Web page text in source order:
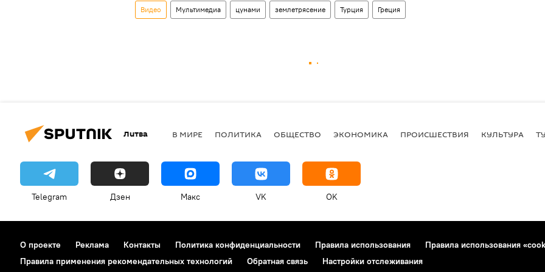
Видео Мультимедиа цунами землетрясение Турция Греция
Литва В МИРЕ ПОЛИТИКА ОБЩЕСТВО ЭКОНОМИКА ПРОИСШЕСТВИЯ КУЛЬТУРА
Telegram Дзен Макс VK OK
О проекте Реклама Контакты Политика конфиденциальности Правила использования
Правила использования
Правила применения рекомендательных технологий
Обратная связь Настройки отслеживания